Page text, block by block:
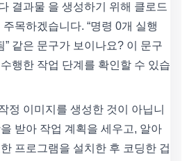
결과물 을 생성하기 위해 클로드
목하겠습니다. “명령 0개 실행
” 같은 문구가 보이나요? 이 문구
행한 작업 단계를 확인할 수 있습
정 이미지를 생성한 것이 아닙니
받아 작업 계획을 세우고, 알아
프로그램을 설치한 후 코딩한 겁